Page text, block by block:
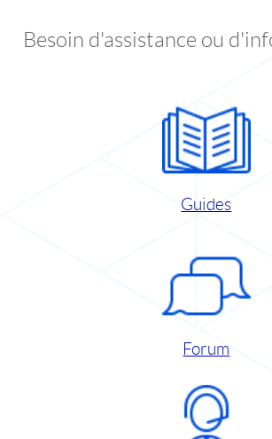
Besoin d'assistance ou
Guides
Forum